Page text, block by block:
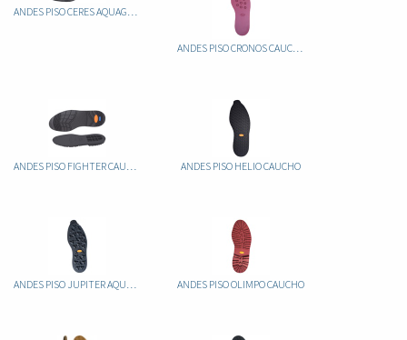
ANDES PISO CRONOS CAUCHO
ANDES PISO FIGHTER CAUCHO ANDES PISO HELIO CAUCHO
ANDES PISO JUPITER AQUAGRIP CAUCHO ANDES PISO OLIMPO CAUCHO